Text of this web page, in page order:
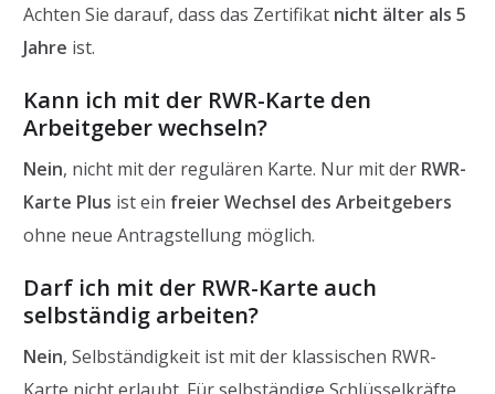
Achten Sie darauf, dass das Zertifikat nicht älter als 5
Jahre ist.
Kann ich mit der RWR-Karte den
Arbeitgeber wechseln?
Nein, nicht mit der regulären Karte. Nur mit der RWR-
Karte Plus ist ein freier Wechsel des Arbeitgebers
ohne neue Antragstellung möglich.
Darf ich mit der RWR-Karte auch
selbständig arbeiten?
Nein, Selbständigkeit ist mit der klassischen RWR-
Karte nicht erlaubt. Für selbständige Schlüsselkräfte